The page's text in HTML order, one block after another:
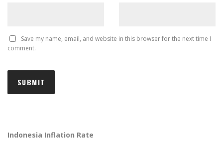
Save my name, email, and website in this browser for the next time I
comment.
Indonesia Inflation Rate